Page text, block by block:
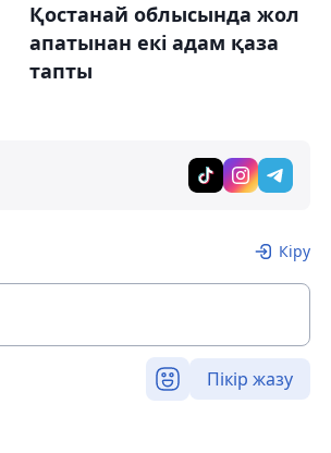
Қостанай облысында жол
апатынан екі адам қаза
тапты
Кіру
Пікір жазу